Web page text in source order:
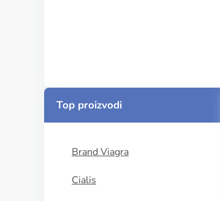
Top proizvodi
Brand Viagra
Cialis